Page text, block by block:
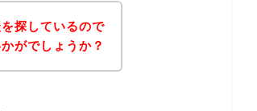
探しているので
がでしょうか？